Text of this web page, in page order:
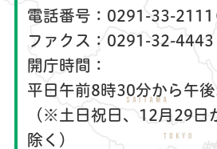
電話番号： 0291-33-
ファクス： 0291-32-4443
開庁時間：
平日午前8時30分から午
（※土日祝日、12月29日
除く）